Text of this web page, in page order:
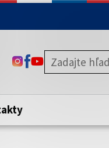
Zabezpečená
webového sídla.
ODKAZ SA OTVORÍ NA
ODKAZ SA OTVORÍ
ODKAZ SA